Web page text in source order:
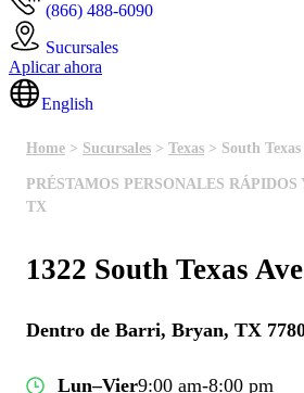
(866) 488-6090
Sucursales
Aplicar ahora
English
Home > Sucursales > Texas > South
PRÉSTAMOS PERSONALES
TX
1322 South Texas
Dentro de Barri, Bryan, TX
Lun–Vier9:00 am-8:00 pm